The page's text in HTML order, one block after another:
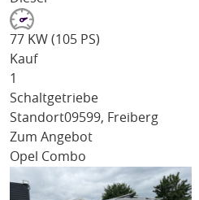
77 KW (105 PS)
Kauf
1
Schaltgetriebe
Standort09599, Freiberg
Zum Angebot
Opel Combo